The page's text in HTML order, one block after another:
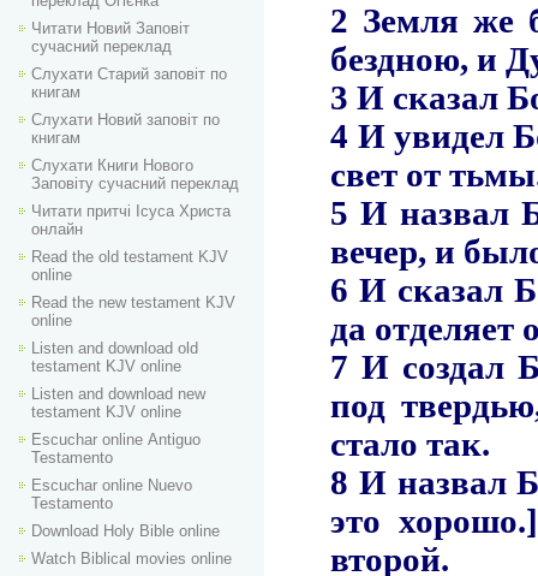
Читати Новий Заповіт
сучасний переклад
Слухати Старий заповіт по
книгам
Слухати Новий заповіт по
книгам
Слухати Книги Нового
Заповіту сучасний переклад
Читати притчі Ісуса Христа
онлайн
Read the old testament KJV
online
Read the new testament KJV
online
Listen and download old
testament KJV online
Listen and download new
testament KJV online
Escuchar online Аntiguo
Testamento
Escuchar online Nuevo
Testamento
Download Holy Bible online
Watch Biblical movies online